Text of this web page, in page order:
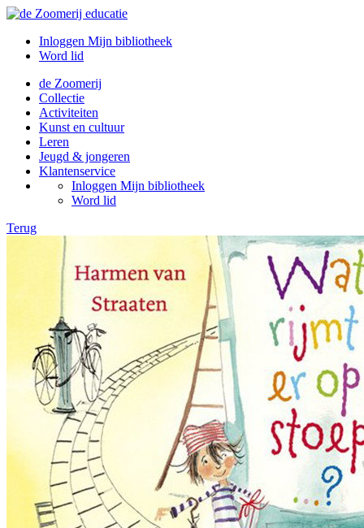
Inloggen Mijn bibliotheek
Word lid
de Zoomerij
Collectie
Activiteiten
Kunst en cultuur
Leren
Jeugd & jongeren
Klantenservice
Inloggen Mijn bibliotheek
Word lid
Terug